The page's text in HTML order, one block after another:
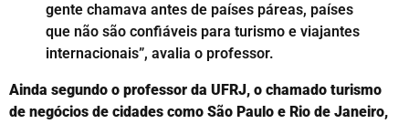
gente chamava antes de países páreas, países
que não são confiáveis para turismo e viajantes
internacionais”, avalia o professor.
Ainda segundo o professor da UFRJ, o chamado turismo
de negócios de cidades como São Paulo e Rio de Janeiro,